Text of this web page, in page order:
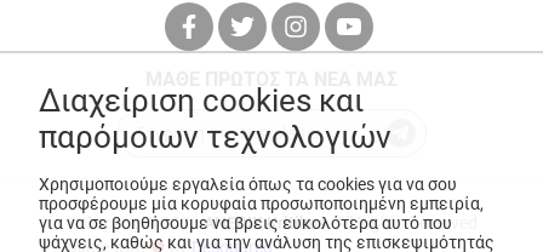
© Copyright 2026ANEDIK Kritikos. All Rights Reserved
Made with
byDesquared
Διαχείριση cookies και
παρόμοιων τεχνολογιών
Χρησιμοποιούμε εργαλεία όπως τα cookies για να σου
προσφέρουμε μία κορυφαία προσωποποιημένη εμπειρία,
για να σε βοηθήσουμε να βρεις ευκολότερα αυτό που
ψάχνεις, καθώς και για την ανάλυση της επισκεψιμότητάς